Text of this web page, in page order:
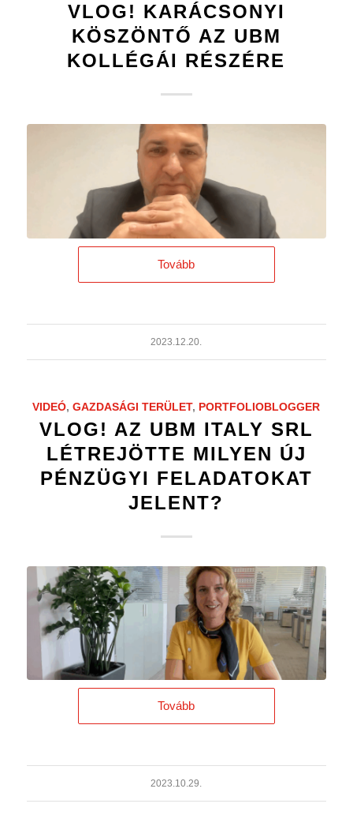
VLOG! KARÁCSONYI
KÖSZÖNTŐ AZ UBM
KOLLÉGÁI RÉSZÉRE
Tovább
2023.12.20.
VIDEÓ,GAZDASÁGI TERÜLET, PORTFOLIOBLOGGER
VLOG! AZ UBM ITALY SRL
LÉTREJÖTTE MILYEN ÚJ
PÉNZÜGYI FELADATOKAT
JELENT?
Tovább
2023.10.29.